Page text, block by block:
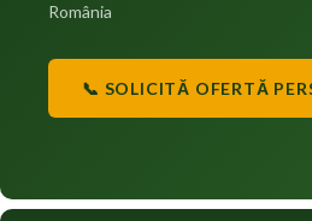
România
📞 SOLICITĂ OFERTĂ